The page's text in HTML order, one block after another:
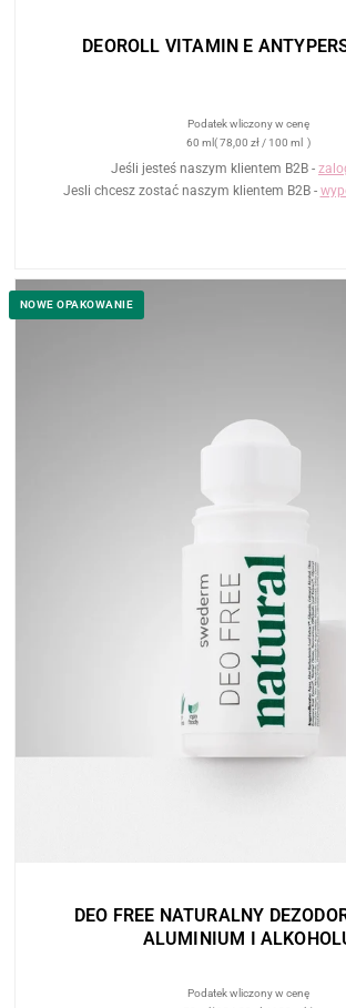
DEOROLL VITAMIN E
Podatek wliczony w cenę
60 ml ( 78,00 zł / 100 ml )
Jeśli jesteś naszym klientem B2B -
Jesli chcesz zostać naszym klientem B2B -
NOWE OPAKOWANIE
DEO FREE NATURALNY
ALUMINIUM I
Podatek wliczony w cenę